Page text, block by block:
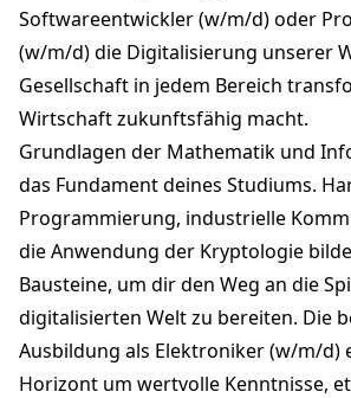
Softwareentwickler (w/m/d) oder
(w/m/d) die Digitalisierung unserer
Gesellschaft in jedem Bereich
Wirtschaft zukunftsfähig macht.
Grundlagen der Mathematik und
das Fundament deines Studiums.
Programmierung, industrielle
die Anwendung der Kryptologie
Bausteine, um dir den Weg an die
digitalisierten Welt zu bereiten. Die
Ausbildung als Elektroniker (w/m/d)
Horizont um wertvolle Kenntnisse,